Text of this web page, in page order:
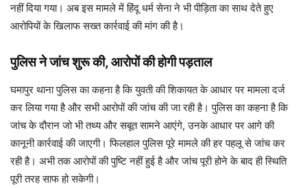
नहीं दिया गया। अब इस मामले में हिंदू धर्म सेना ने भी पीड़िता का साथ देते हुए
आरोपियों के खिलाफ सख्त कार्रवाई की मांग की है।
पुलिस ने जांच शुरू की, आरोपों की होगी पड़ताल
घमापुर थाना पुलिस का कहना है कि युवती की शिकायत के आधार पर मामला दर्ज
कर लिया गया है और सभी आरोपों की जांच की जा रही है। पुलिस का कहना है कि
जांच के दौरान जो भी तथ्य और सबूत सामने आएंगे, उनके आधार पर आगे की
कानूनी कार्रवाई की जाएगी। फिलहाल पुलिस पूरे मामले की हर पहलू से जांच कर
रही है। अभी तक आरोपों की पुष्टि नहीं हुई है और जांच पूरी होने के बाद ही स्थिति
पूरी तरह साफ हो सकेगी।